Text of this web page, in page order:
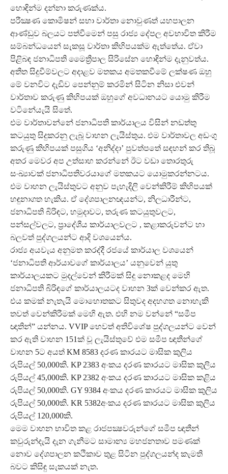
හොඳින්ම දන්නා කරුණක්ය.
පරීක්‍ෂණ කොමිෂන් සභා වාර්තා නොවුණත් යහපාලන
ආණ්ඩුව බලයට පත්වීමෙන් පසු රාජ්‍ය දේපල අවභාවිත කිරීම
සම්බන්ධයෙන් සැකසූ වාර්තා කිහිපයක්ම ඇත්තේය. ඒවා
පිළිබඳ ජනාධිපති මෛත්‍රීපාල සිරිසේන හොඳින්ම දැනුවත්ය.
අතීත සිදුවීම්වලට අදාළව මතකය අමතකවීමේ ලක්ෂණ ඔහු
මේ වනවිට දැඩිව පෙන්නුම් කරමින් සිටින නිසා එවන්
වාර්තාව කරුණු කිහිපයක් ඔහුගේ අවධානයට යොමු කිරීම
වටිනේයැයි සිතේ.
එම වාර්තාවන්නේ ජනාධිපති කාර්යාලය විසින් නඩත්තු
කටයුතු සිදුකරනු ලැබූ වාහන ලැයිස්තුය. එම වාර්තාවල අඩංගු
කරුණු කිහිපයක් පසුගිය ‘අනිද්දා’ පුවත්පතේ සඳහන් කර තිබූ
අතර මෙවර අප උත්සාහ කරන්නේ ඊට වඩා තොරතුරු
සංඛ්‍යාවක් ජනාධිපතිවරයාගේ මතකයට යොමුකරන්නටය.
එම වාහන ලැයිස්තුවට අනුව පැහැදිලි වෙන්කිරීම් කිහිපයක්
හඳුනාගත හැකිය. ඒ දේශපාලනඥයන්ට, නිලධාරීන්ට,
ජනාධිපති බිරිඳට, හමුදාවට, තරුණ කටයුතුවලට,
පන්සල්වලට, ප්‍රාදේශීය කාර්යාලවලට , කළාකරුවන්ට හා
බලවත් පුද්ගලයන්ට ආදි වශයෙන්ය.
රාජ්‍ය අයවැය අනුමත කරද්දී රජයේ කාර්යාල වශයෙන්
‘ජනාධිපති ආර්යාවගේ කාර්යාලය’ යනුවෙන් යුතු
කාර්යාලයකට මුදල්වෙන් කිරීමක් සිදු නොකළද මෙහි
ජනාධිපති බිරිඳගේ කාර්යාලයටද වාහන 3ක් වෙන්කර ඇත.
එය කමක් නැතැයි මොහොතකට සිතුවද අදහගත නොහැකි
තවත් වෙන්කිරීමක් මෙහි ඇත. එහි නම වන්නේ “සමීප
ඥාතින්” යන්නය. VVIP හෙවත් අතිවිශේෂ පුද්ගලයන්ට වෙන්
කර ඇති වාහන 151ක් වූ ලැයිස්තුවේ එම සමීප ඥාතීන්ගේ
වාහන 5ට අයත් KM 8583 දරණ කාරයට මාසික කුලිය
රුපියල් 50,000කි. KP 2383 අංකය දරණ කාරයට මාසික කුලිය
රුපියල් 45,000කි. KP 2382 අංකය දරණ කාරයට මාසික කළිය
රුපියල් 50,000කි. GY 9384 අංකය දරණ කාරයට මාසික කුලිය
රුපියල් 50,000කි. KR 5382අංකය දරණ කාරයට මාසික කුලිය
රුපියල් 120,000කි.
මෙම වාහන භාවිත කළ රාජපක්‍ෂවරුන්ගේ සමීප ඥාතීන්
කවුරුන්දැයි දැන ගැනීමට සාමාන්‍ය මහජනතාව පමණක්
නොව දේශපාලන කථිකාව තුළ සිටින පුද්ගලයන්ද කැමති
බවට කිසිඳු සැකයක් නැත.